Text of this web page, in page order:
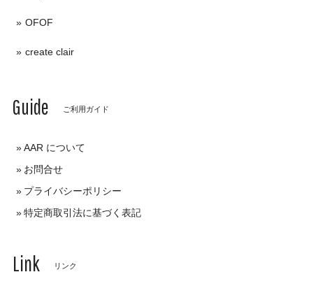
OFOF
create clair
Guide ご利用ガイド
AAR について
お問合せ
プライバシーポリシー
特定商取引法に基づく表記
Link リンク